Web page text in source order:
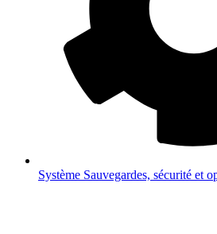
Système Sauvegardes, sécurité et